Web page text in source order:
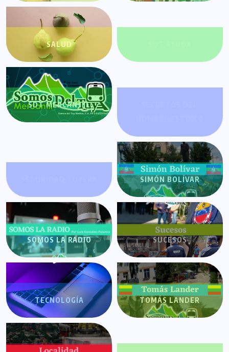
SALUD
SDT MERCANTIL
SIMÓN BOLÍVAR
SOMOS LA RADIO SUCESOS
TECNOLOGÍA TOMÁS LANDER